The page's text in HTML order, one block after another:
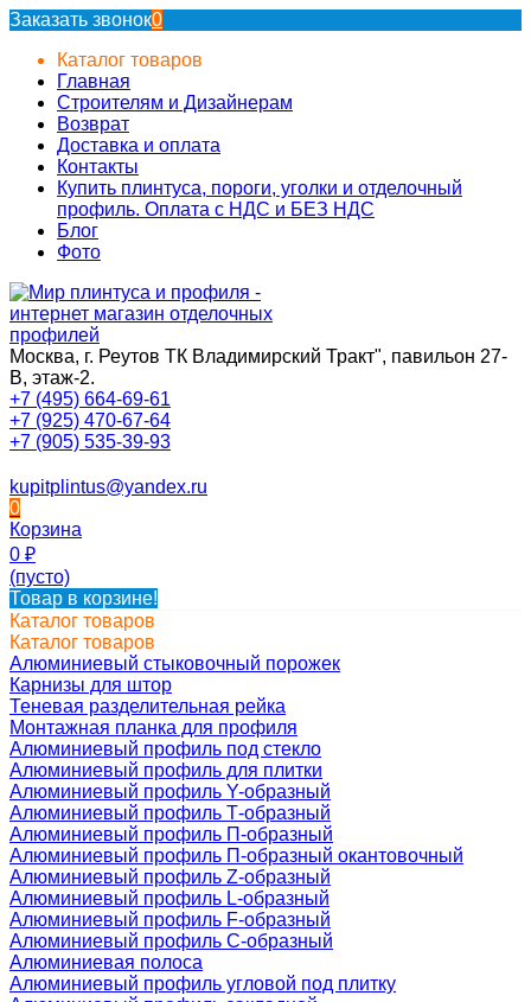
Заказать звонок0
Каталог товаров
Главная
Строителям и Дизайнерам
Возврат
Доставка и оплата
Контакты
Купить плинтуса, пороги, уголки и отделочный
профиль. Оплата с НДС и БЕЗ НДС
Блог
Фото
Москва, г. Реутов ТК Владимирский Тракт", павильон 27-
В, этаж-2.
+7 (495) 664-69-61
+7 (925) 470-67-64
+7 (905) 535-39-93
kupitplintus@yandex.ru
0
Корзина
0 ₽
(пусто)
Товар в корзине!
Каталог товаров
Каталог товаров
Алюминиевый стыковочный порожек
Карнизы для штор
Теневая разделительная рейка
Монтажная планка для профиля
Алюминиевый профиль под стекло
Алюминиевый профиль для плитки
Алюминиевый профиль Y-образный
Алюминиевый профиль Т-образный
Алюминиевый профиль П-образный
Алюминиевый профиль П-образный окантовочный
Алюминиевый профиль Z-образный
Алюминиевый профиль L-образный
Алюминиевый профиль F-образный
Алюминиевый профиль C-образный
Алюминиевая полоса
Алюминиевый профиль угловой под плитку